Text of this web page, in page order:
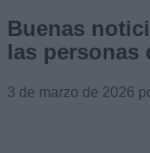
Buenas
las
3 de marzo de 2026